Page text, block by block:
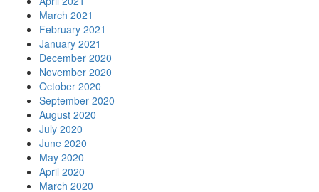
March 2021
February 2021
January 2021
December 2020
November 2020
October 2020
September 2020
August 2020
July 2020
June 2020
May 2020
April 2020
March 2020